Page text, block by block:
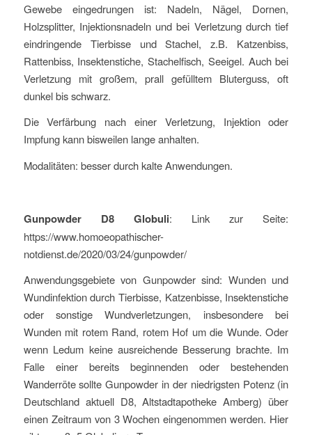
Gewebe eingedrungen ist: Nadeln, Nägel, Dornen,
Holzsplitter, Injektionsnadeln und bei Verletzung durch tief
eindringende Tierbisse und Stachel, z.B. Katzenbiss,
Rattenbiss, Insektenstiche, Stachelfisch, Seeigel. Auch bei
Verletzung mit großem, prall gefülltem Bluterguss, oft
dunkel bis schwarz.
Die Verfärbung nach einer Verletzung, Injektion oder
Impfung kann bisweilen lange anhalten.
Modalitäten: besser durch kalte Anwendungen.
Gunpowder D8 Globuli: Link zur Seite:
https://www.homoeopathischer-
notdienst.de/2020/03/24/gunpowder/
Anwendungsgebiete von Gunpowder sind: Wunden und
Wundinfektion durch Tierbisse, Katzenbisse, Insektenstiche
oder sonstige Wundverletzungen, insbesondere bei
Wunden mit rotem Rand, rotem Hof um die Wunde. Oder
wenn Ledum keine ausreichende Besserung brachte. Im
Falle einer bereits beginnenden oder bestehenden
Wanderröte sollte Gunpowder in der niedrigsten Potenz (in
Deutschland aktuell D8, Altstadtapotheke Amberg) über
einen Zeitraum von 3 Wochen eingenommen werden. Hier